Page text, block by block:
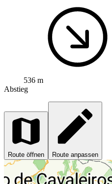
536 m
Abstieg
Route öffnen Route anpassen